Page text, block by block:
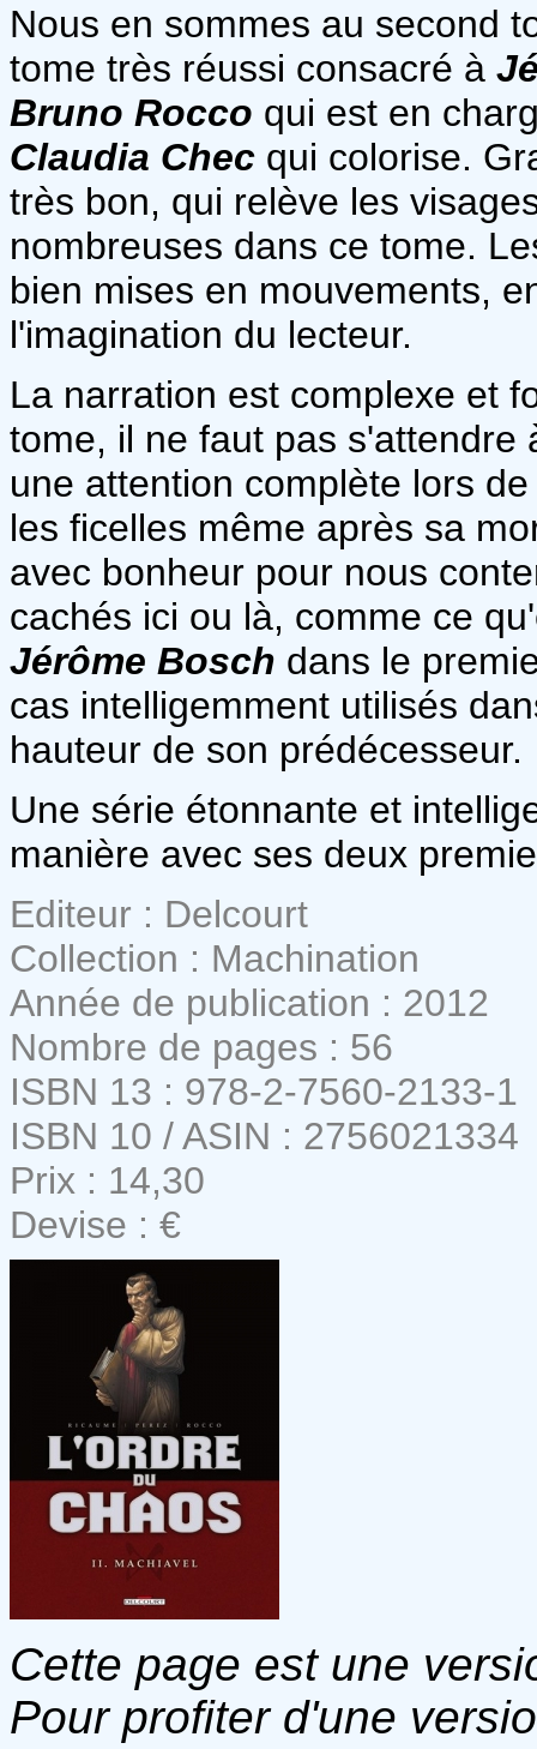
Nous en sommes au second
tome très réussi consacré à
Bruno Rocco qui est en
Claudia Chec qui colorise.
très bon, qui relève les
nombreuses dans ce tome.
bien mises en mouvements,
l'imagination du lecteur.
La narration est complexe et
tome, il ne faut pas s'attendre
une attention complète lors
les ficelles même après sa
avec bonheur pour nous
cachés ici ou là, comme ce
Jérôme Bosch dans le
cas intelligemment utilisés
hauteur de son prédécesseur.
Une série étonnante et
manière avec ses deux
Editeur : Delcourt
Collection : Machination
Année de publication : 2012
Nombre de pages : 56
ISBN 13 : 978-2-7560-2133-1
ISBN 10 / ASIN : 2756021334
Prix : 14,30
Devise : €
Cette page est une
Pour profiter d'une